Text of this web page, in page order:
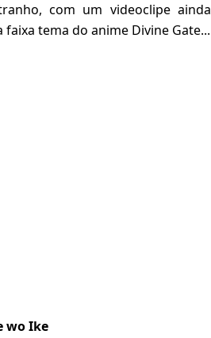
com um videoclipe ainda
tema do anime Divine Gate...
wo Ike